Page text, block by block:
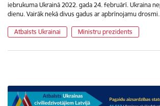
iebrukuma Ukrainā 2022. gada 24. februārī. Ukraina
dienu. Vairāk nekā divus gadus ar apbrīnojamu
Atbalsts Ukrainai Ministru prezidents